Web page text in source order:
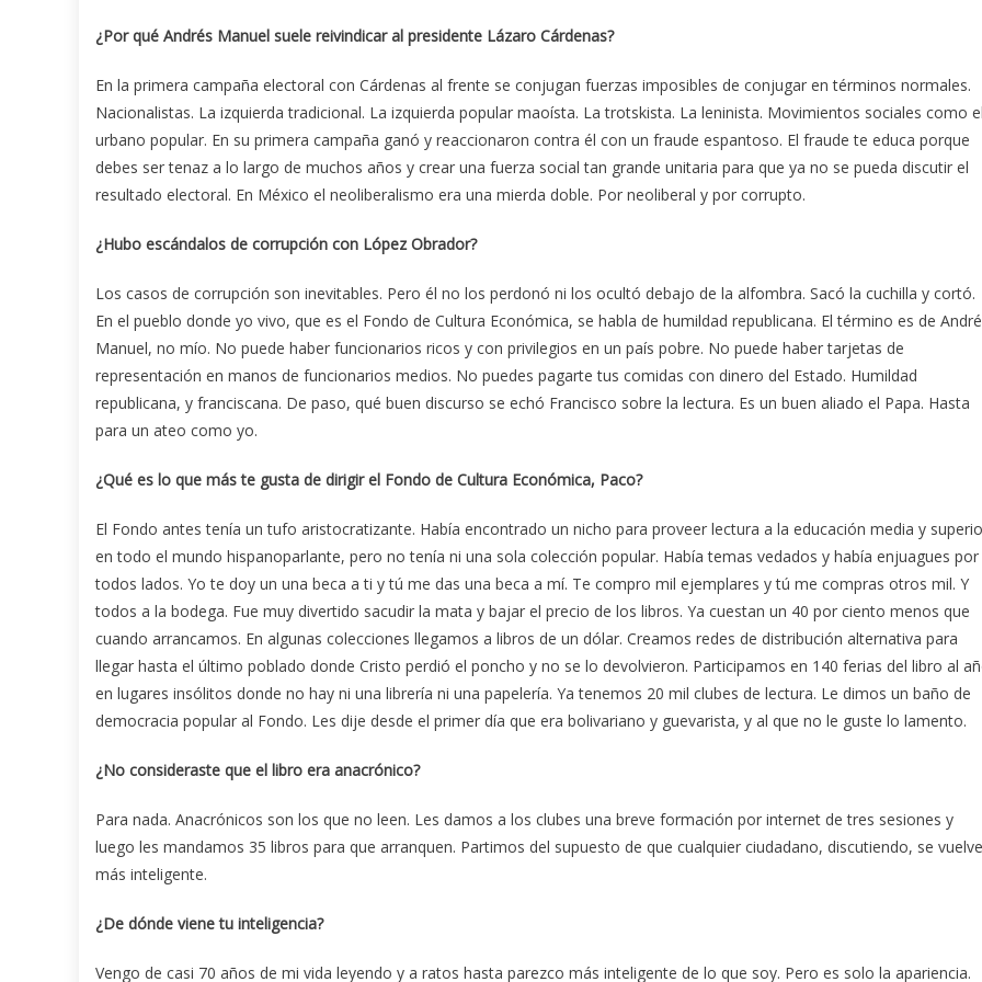
¿Por qué Andrés Manuel suele reivindicar al presidente Lázaro Cárdenas?
En la primera campaña electoral con Cárdenas al frente se conjugan fuerzas imposibles de conjugar en términos normales.
Nacionalistas. La izquierda tradicional. La izquierda popular maoísta. La trotskista. La leninista. Movimientos sociales como
urbano popular. En su primera campaña ganó y reaccionaron contra él con un fraude espantoso. El fraude te educa porque
debes ser tenaz a lo largo de muchos años y crear una fuerza social tan grande unitaria para que ya no se pueda discutir el
resultado electoral. En México el neoliberalismo era una mierda doble. Por neoliberal y por corrupto.
¿Hubo escándalos de corrupción con López Obrador?
Los casos de corrupción son inevitables. Pero él no los perdonó ni los ocultó debajo de la alfombra. Sacó la cuchilla y cortó.
En el pueblo donde yo vivo, que es el Fondo de Cultura Económica, se habla de humildad republicana. El término es de
Manuel, no mío. No puede haber funcionarios ricos y con privilegios en un país pobre. No puede haber tarjetas de
representación en manos de funcionarios medios. No puedes pagarte tus comidas con dinero del Estado. Humildad
republicana, y franciscana. De paso, qué buen discurso se echó Francisco sobre la lectura. Es un buen aliado el Papa. Hasta
para un ateo como yo.
¿Qué es lo que más te gusta de dirigir el Fondo de Cultura Económica, Paco?
El Fondo antes tenía un tufo aristocratizante. Había encontrado un nicho para proveer lectura a la educación media y
en todo el mundo hispanoparlante, pero no tenía ni una sola colección popular. Había temas vedados y había enjuagues por
todos lados. Yo te doy un una beca a ti y tú me das una beca a mí. Te compro mil ejemplares y tú me compras otros mil. Y
todos a la bodega. Fue muy divertido sacudir la mata y bajar el precio de los libros. Ya cuestan un 40 por ciento menos que
cuando arrancamos. En algunas colecciones llegamos a libros de un dólar. Creamos redes de distribución alternativa para
llegar hasta el último poblado donde Cristo perdió el poncho y no se lo devolvieron. Participamos en 140 ferias del libro al
en lugares insólitos donde no hay ni una librería ni una papelería. Ya tenemos 20 mil clubes de lectura. Le dimos un baño de
democracia popular al Fondo. Les dije desde el primer día que era bolivariano y guevarista, y al que no le guste lo lamento.
¿No consideraste que el libro era anacrónico?
Para nada. Anacrónicos son los que no leen. Les damos a los clubes una breve formación por internet de tres sesiones y
luego les mandamos 35 libros para que arranquen. Partimos del supuesto de que cualquier ciudadano, discutiendo, se vuelve
más inteligente.
¿De dónde viene tu inteligencia?
Vengo de casi 70 años de mi vida leyendo y a ratos hasta parezco más inteligente de lo que soy. Pero es solo la apariencia.